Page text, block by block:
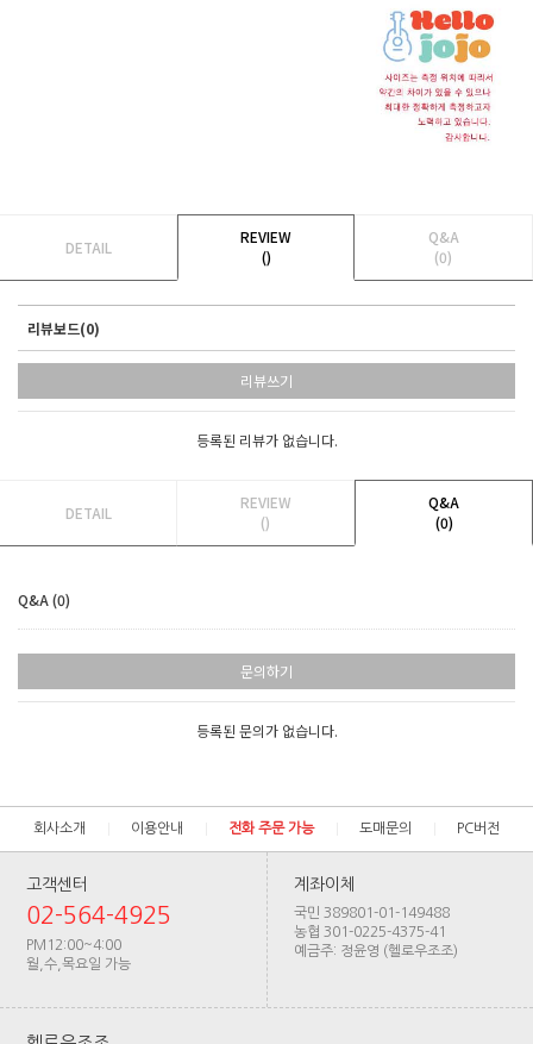
DETAIL
REVIEW
()
Q&A
(0)
리뷰보드(0)
리뷰쓰기
등록된 리뷰가 없습니다.
DETAIL
REVIEW
()
Q&A
(0)
Q&A (0)
문의하기
등록된 문의가 없습니다.
회사소개 이용안내 전화 주문 가능 도매문의 PC버전
고객센터
02-564-4925
PM12:00~4:00
월,수,목요일 가능
계좌이체
국민 389801-01-149488
농협 301-0225-4375-41
예금주: 정윤영 (헬로우조조)